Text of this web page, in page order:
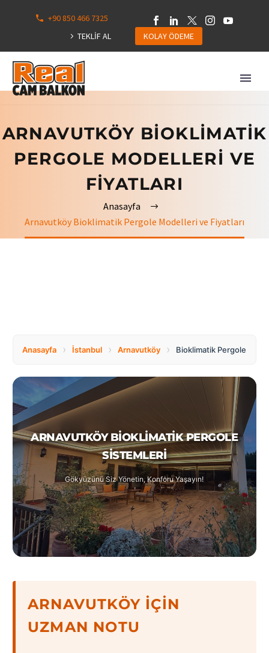
+90 850 466 7325
TEKLİF AL
KOLAY ÖDEME
ARNAVUTKÖY BIOKLIMATIK
PERGOLE MODELLERI VE
FIYATLARI
Anasayfa
Arnavutköy Bioklimatik Pergole Modelleri ve Fiyatları
Anasayfa › İstanbul › Arnavutköy › Bioklimatik Pergole
ARNAVUTKÖY BIOKLIMATIK PERGOLE
SISTEMLERI
Gökyüzünü Siz Yönetin, Konforu Yaşayın!
ARNAVUTKÖY İÇIN
UZMAN NOTU
113
Hepsini
Göster
Bulgaria
Canada
Czech
Republic
Netherlands
Poland
Romania
Switzerland
Turkey
United
States
Tüm